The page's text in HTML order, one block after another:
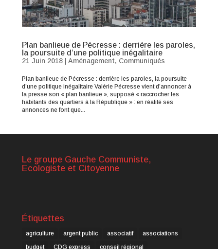
Plan banlieue de Pécresse : derrière les paroles,
la poursuite d’une politique inégalitaire
21 Juin 2018| Aménagement, Communiqués
Plan banlieue de Pécresse : derrière les paroles, la poursuite
d’une politique inégalitaire Valérie Pécresse vient d’annoncer à
la presse son « plan banlieue », supposé « raccrocher les
habitants des quartiers à la République » : en réalité ses
annonces ne font que...
Le groupe Gauche Communiste,
Ecologiste et Citoyenne
Étiquettes
agriculture argent public associatif
associations
budget
CDG express
conseil régional